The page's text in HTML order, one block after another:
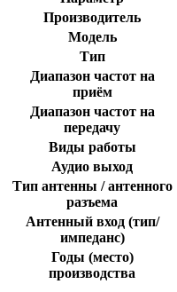
Производитель
Модель
Тип
Диапазон частот на
приём
Диапазон частот на
передачу
Виды работы
Аудио выход
Тип антенны / антенного
разъема
Антенный вход (тип/
импеданс)
Годы (место)
производства